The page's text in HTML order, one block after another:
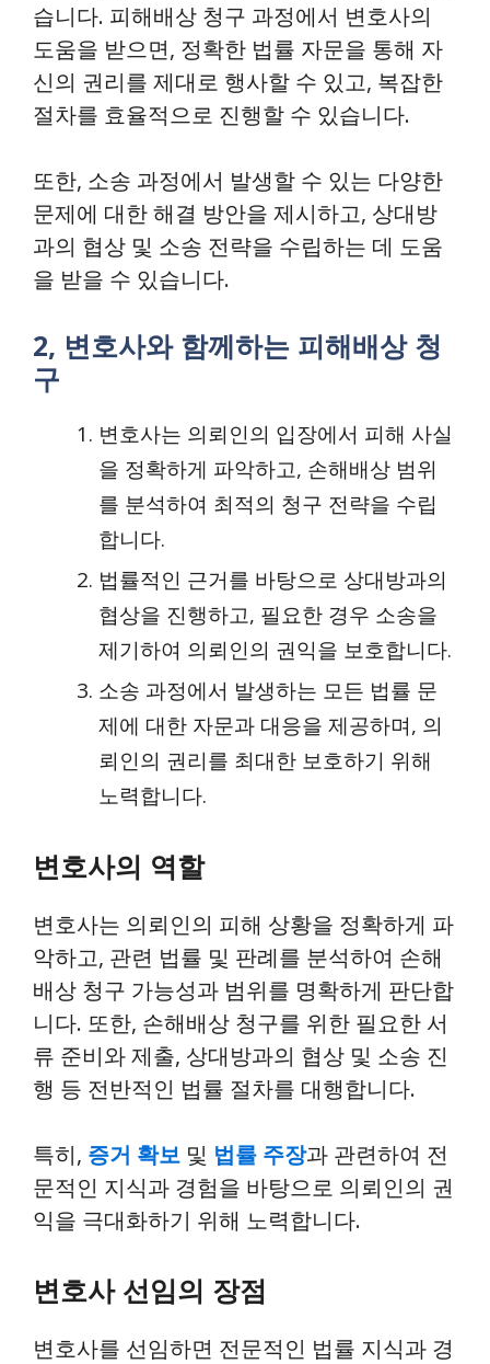
습니다. 피해배상 청구 과정에서 변호사의
도움을 받으면, 정확한 법률 자문을 통해 자
신의 권리를 제대로 행사할 수 있고, 복잡한
절차를 효율적으로 진행할 수 있습니다.
또한, 소송 과정에서 발생할 수 있는 다양한
문제에 대한 해결 방안을 제시하고, 상대방
과의 협상 및 소송 전략을 수립하는 데 도움
을 받을 수 있습니다.
2, 변호사와 함께하는 피해배상 청
구
변호사는 의뢰인의 입장에서 피해 사실
을 정확하게 파악하고, 손해배상 범위
를 분석하여 최적의 청구 전략을 수립
합니다.
법률적인 근거를 바탕으로 상대방과의
협상을 진행하고, 필요한 경우 소송을
제기하여 의뢰인의 권익을 보호합니다.
소송 과정에서 발생하는 모든 법률 문
제에 대한 자문과 대응을 제공하며, 의
뢰인의 권리를 최대한 보호하기 위해
노력합니다.
변호사의 역할
변호사는 의뢰인의 피해 상황을 정확하게 파
악하고, 관련 법률 및 판례를 분석하여 손해
배상 청구 가능성과 범위를 명확하게 판단합
니다. 또한, 손해배상 청구를 위한 필요한 서
류 준비와 제출, 상대방과의 협상 및 소송 진
행 등 전반적인 법률 절차를 대행합니다.
특히, 증거 확보 및 법률 주장과 관련하여 전
문적인 지식과 경험을 바탕으로 의뢰인의 권
익을 극대화하기 위해 노력합니다.
변호사 선임의 장점
변호사를 선임하면 전문적인 법률 지식과 경